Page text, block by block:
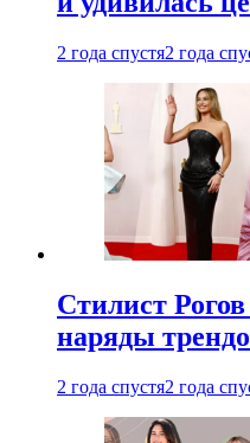
2 года спустя2 года
Стилист
наряды
2 года спустя2 года